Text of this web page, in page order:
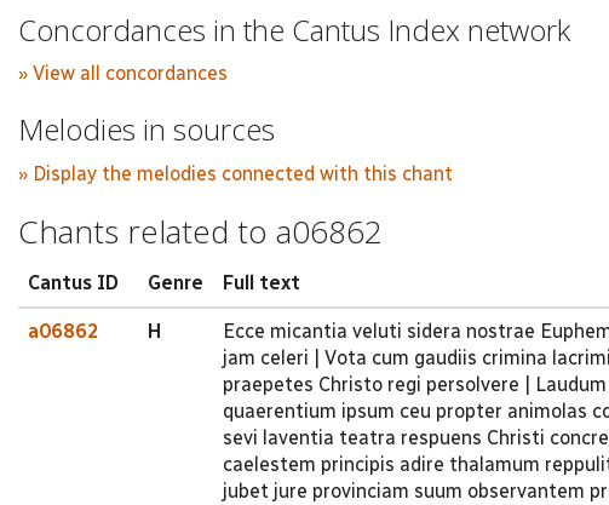
Concordances in the Cantus Index network
» View all concordances
Melodies in sources
» Display the melodies connected with this chant
Chants related to a06862
Cantus ID Genre Full text
a06862 H
Ecce micantia veluti sidera nostrae
jam celeri | Vota cum gaudiis crimina
praepetes Christo regi persolvere |
quaerentium ipsum ceu propter animolas
sevi laventia teatra respuens Christi
caelestem principis adire thalamum
jubet jure provinciam suum observantem